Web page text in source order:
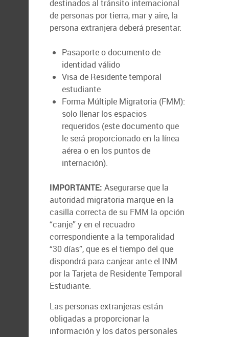
destinados al tránsito internacional
de personas por tierra, mar y aire, la
persona extranjera deberá presentar:
Pasaporte o documento de
identidad válido
Visa de Residente temporal
estudiante
Forma Múltiple Migratoria (FMM):
solo llenar los espacios
requeridos (este documento que
le será proporcionado en la línea
aérea o en los puntos de
internación).
IMPORTANTE: Asegurarse que la
autoridad migratoria marque en la
casilla correcta de su FMM la opción
“canje” y en el recuadro
correspondiente a la temporalidad
“30 días”, que es el tiempo del que
dispondrá para canjear ante el INM
por la Tarjeta de Residente Temporal
Estudiante.
Las personas extranjeras están
obligadas a proporcionar la
información y los datos personales